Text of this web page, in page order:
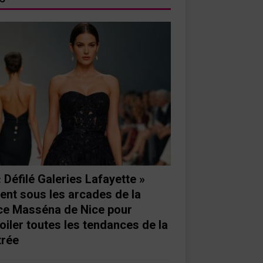
Défilé Galeries Lafayette »
sous les arcades de la
Masséna de Nice pour
toutes les tendances de la